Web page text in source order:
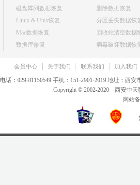
磁盘阵列数据恢复
Linux & Unix恢复
Mac数据恢复
数据库修复
删除数据恢复
分区丢失数据恢
回收站清空数据
病毒破坏数据恢
会员中心 关于我们 联系我们
加入我们
电话：029-81150549 手机：151-2901-2019 地址：西
Copyright © 2002-2020 西安中
网站